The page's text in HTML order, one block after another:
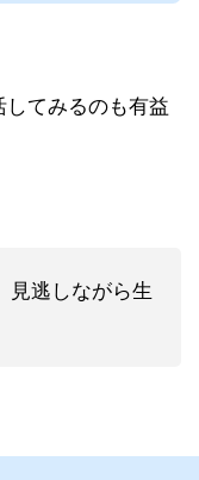
てみるのも有益
見逃しながら生